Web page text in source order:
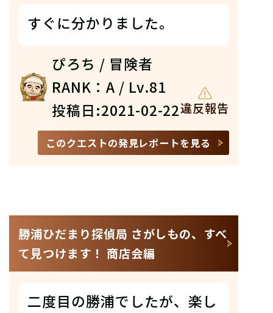
すぐに分かりました。
ぴろち / 冒険者
RANK：A / Lv.81
投稿日:2021-02-22違反報告
このクエストの発見レポートを見る
勝浦ひだまり探偵局 さがしもの、すべ
て見つけます！ 商店会編
二度目の勝浦でしたが、楽し